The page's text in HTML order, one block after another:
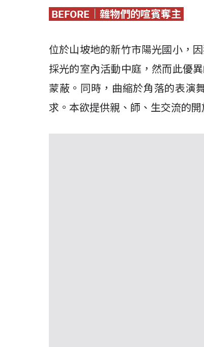
BEFORE ｜雜物們的喧賓奪主
位於山坡地的新竹市陽光國小，
採光的室內活動中庭，然而此優
蒙蔽。同時，曲縮於角落的表演
求。本欲提供親、師、生交流的